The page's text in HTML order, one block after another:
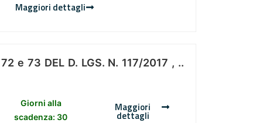
Maggiori dettagli
e 73 DEL D. LGS. N. 117/2017 , ..
Giorni alla
scadenza: 30
Maggiori
dettagli